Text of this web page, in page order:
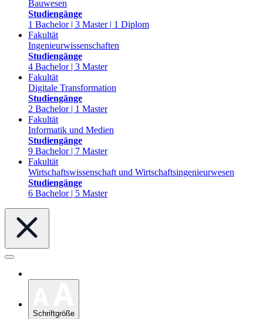
Bauwesen
Studiengänge
1 Bachelor | 3 Master | 1 Diplom
Fakultät
Ingenieurwissenschaften
Studiengänge
4 Bachelor | 3 Master
Fakultät
Digitale Transformation
Studiengänge
2 Bachelor | 1 Master
Fakultät
Informatik und Medien
Studiengänge
9 Bachelor | 7 Master
Fakultät
Wirtschaftswissenschaft und Wirtschaftsingenieurwesen
Studiengänge
6 Bachelor | 5 Master
Schriftgröße